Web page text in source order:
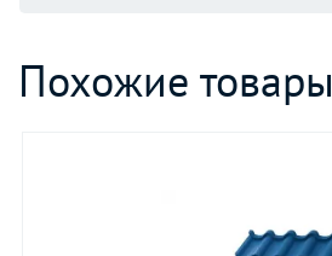
Похожие товары